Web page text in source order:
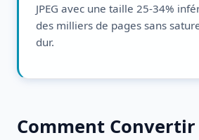
JPEG avec une taille 25-34%
des milliers de pages sans
dur.
Comment Convertir